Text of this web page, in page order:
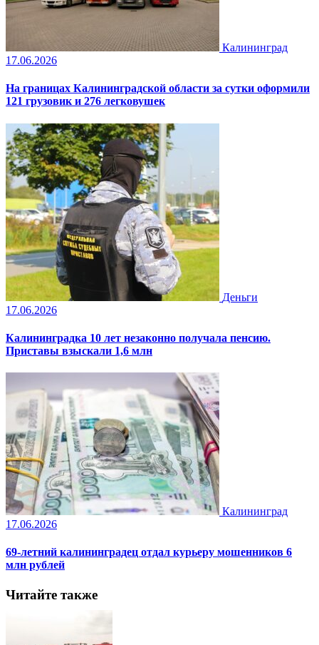
Калининград
17.06.2026
На границах Калининградской области за сутки оформили
121 грузовик и 276 легковушек
Деньги
17.06.2026
Калининградка 10 лет незаконно получала пенсию.
Приставы взыскали 1,6 млн
Калининград
17.06.2026
69-летний калининградец отдал курьеру мошенников 6
млн рублей
Читайте также